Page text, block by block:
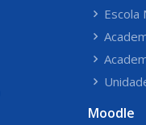
Escola
Moodle